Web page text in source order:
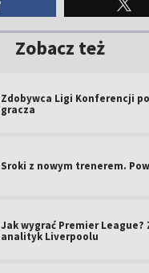
Zobacz też
Zdobywca Ligi Konferencji
gracza
Sroki z nowym trenerem.
Jak wygrać Premier League?
analityk Liverpoolu